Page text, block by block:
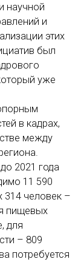
научной
и
этих
был
уже
в кадрах,
между
2021 года
11 590
314 человек –
пищевых
для
– 809
потребуется